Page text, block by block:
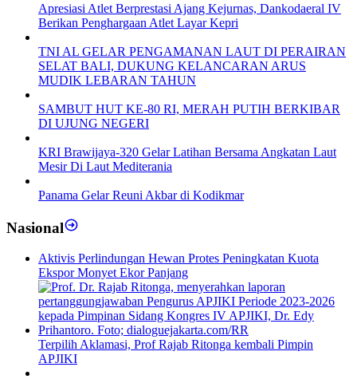
Apresiasi Atlet Berprestasi Ajang Kejurnas, Dankodaeral IV
Berikan Penghargaan Atlet Layar Kepri
TNI AL GELAR PENGAMANAN LAUT DI PERAIRAN
SELAT BALI, DUKUNG KELANCARAN ARUS
MUDIK LEBARAN TAHUN
SAMBUT HUT KE-80 RI, MERAH PUTIH BERKIBAR
DI UJUNG NEGERI
KRI Brawijaya-320 Gelar Latihan Bersama Angkatan Laut
Mesir Di Laut Mediterania
Panama Gelar Reuni Akbar di Kodikmar
Nasional
Aktivis Perlindungan Hewan Protes Peningkatan Kuota
Ekspor Monyet Ekor Panjang
Terpilih Aklamasi, Prof Rajab Ritonga kembali Pimpin
APJIKI